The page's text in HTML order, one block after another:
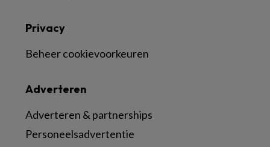
Adverteren
Adverteren & partnerships
Personeelsadvertentie
Privacy
Beheer cookievoorkeuren